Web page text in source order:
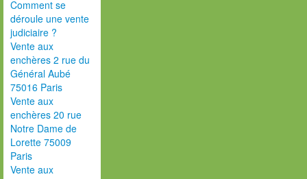
Comment se
déroule une vente
judiciaire ?
Vente aux
enchères 2 rue du
Général Aubé
75016 Paris
Vente aux
enchères 20 rue
Notre Dame de
Lorette 75009
Paris
Vente aux